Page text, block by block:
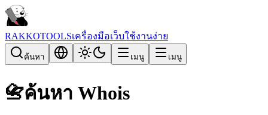
RAKKOTOOLSเครื่องมือเว็บใช้งานง่าย
ค้นหา เมนู เมนู
📇ค้นหา Whois